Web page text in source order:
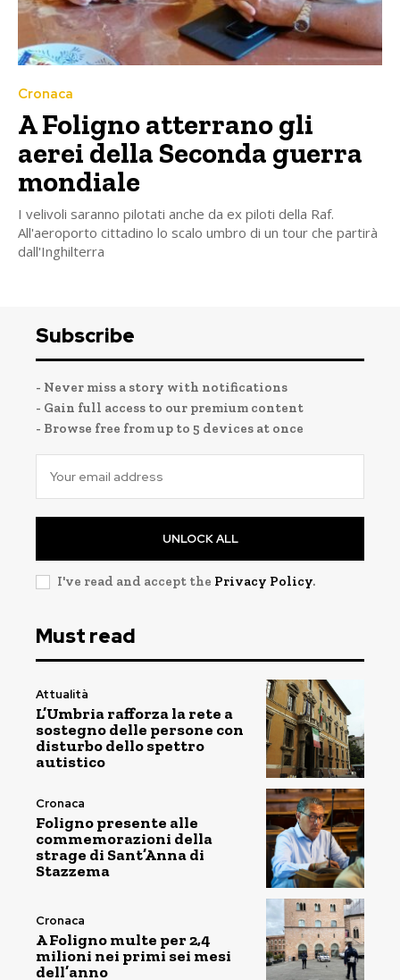
Cronaca
A Foligno atterrano gli
aerei della Seconda guerra
mondiale
I velivoli saranno pilotati anche da ex piloti della Raf.
All'aeroporto cittadino lo scalo umbro di un tour che partirà
dall'Inghilterra
Subscribe
- Never miss a story with notifications
- Gain full access to our premium content
- Browse free from up to 5 devices at once
UNLOCK ALL
I've read and accept the Privacy Policy.
Must read
Attualità
L’Umbria rafforza la rete a
sostegno delle persone con
disturbo dello spettro
autistico
Cronaca
Foligno presente alle
commemorazioni della
strage di Sant’Anna di
Stazzema
Cronaca
A Foligno multe per 2,4
milioni nei primi sei mesi
dell’anno